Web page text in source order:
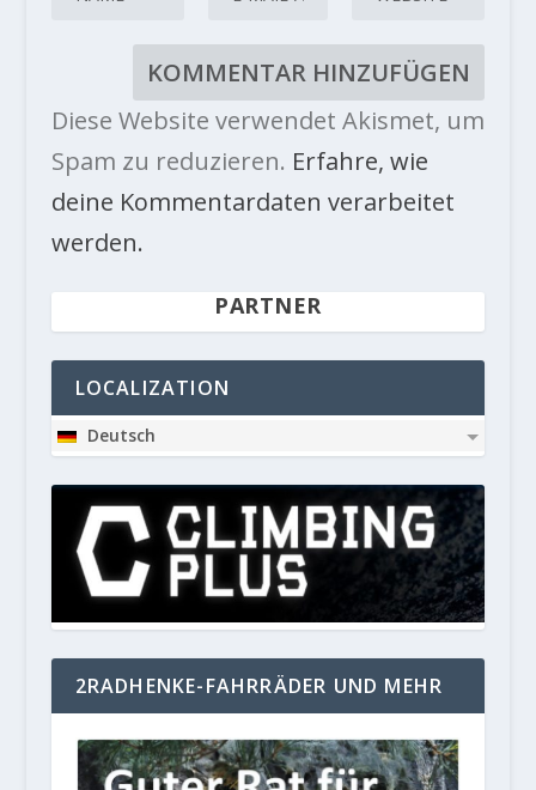
Diese Website verwendet Akismet, um
Spam zu reduzieren. Erfahre, wie
deine Kommentardaten verarbeitet
werden.
PARTNER
LOCALIZATION
Deutsch
2RADHENKE-FAHRRÄDER UND MEHR